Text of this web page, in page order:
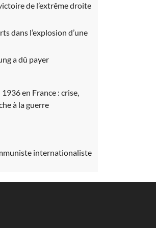
de l’extrême droite
dans l’explosion d’une
a dû payer
1936 en France : crise,
à la guerre
internationaliste